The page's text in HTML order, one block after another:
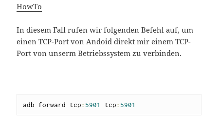
HowTo
In diesem Fall rufen wir folgenden Befehl auf, um
einen TCP-Port von Andoid direkt mir einem TCP-
Port von unserm Betriebssystem zu verbinden.
adb forward tcp: 5901 tcp: 5901